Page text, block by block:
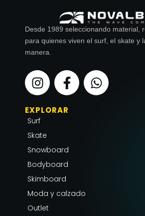
Desde 1989 seleccionando material,
para quienes viven el surf, el skate y
manera.
I
n
s
t
a
g
r
a
m
F
a
c
e
o
k
f
W
h
a
EXPLORAR
Surf
Skate
Snowboard
Bodyboard
Skimboard
Moda y calzado
Outlet